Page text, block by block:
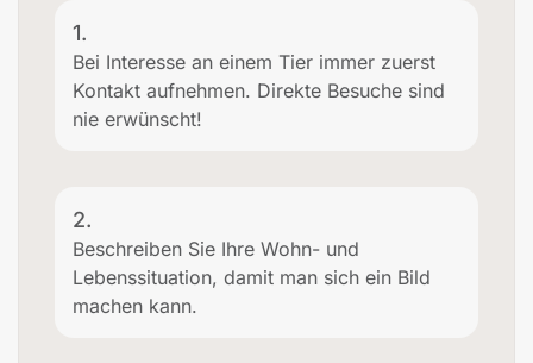
1.
Bei Interesse an einem Tier immer zuerst
Kontakt aufnehmen. Direkte Besuche sind
nie erwünscht!
2.
Beschreiben Sie Ihre Wohn- und
Lebenssituation, damit man sich ein Bild
machen kann.